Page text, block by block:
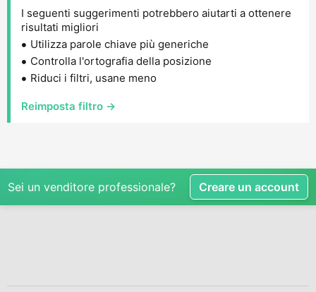
I seguenti suggerimenti potrebbero aiutarti a ottenere
risultati migliori
Utilizza parole chiave più generiche
Controlla l'ortografia della posizione
Riduci i filtri, usane meno
Reimposta filtro →
Sei un venditore professionale? Creare un account